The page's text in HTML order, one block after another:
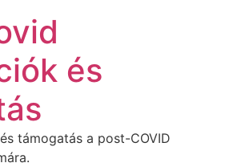
és
támogatás a post-COVID